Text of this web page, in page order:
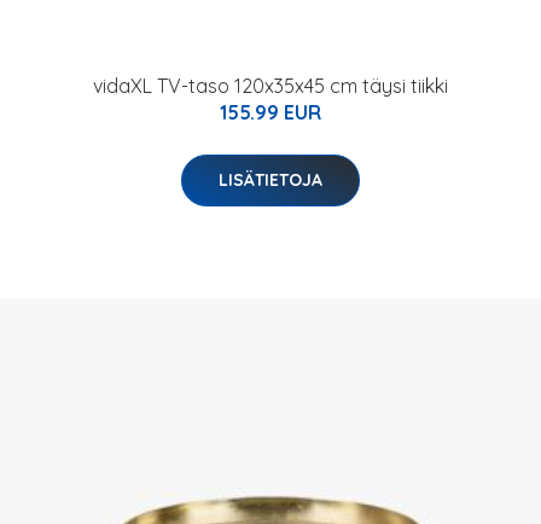
vidaXL TV-taso 120x35x45 cm täysi tiikki
155.99 EUR
LISÄTIETOJA